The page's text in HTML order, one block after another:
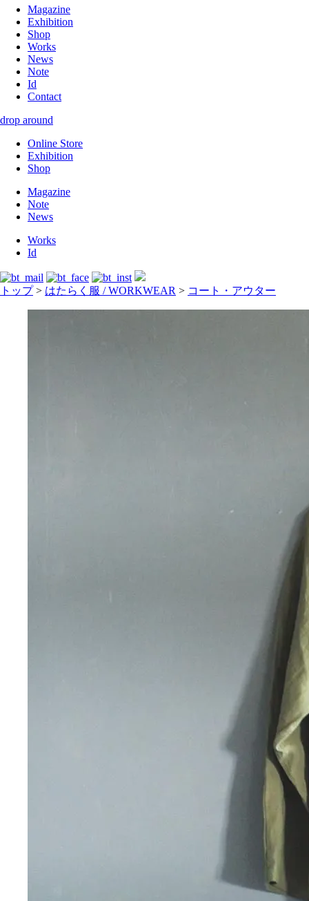
Magazine
Exhibition
Shop
Works
News
Note
Id
Contact
drop around
Online Store
Exhibition
Shop
Magazine
Note
News
Works
Id
トップ> はたらく服 / WORKWEAR > コート・アウター